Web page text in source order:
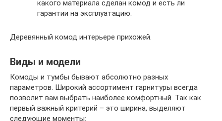
какого материала сделан комод и есть ли
гарантии на эксплуатацию.
Деревянный комод интерьере прихожей.
Виды и модели
Комоды и тумбы бывают абсолютно разных
параметров. Широкий ассортимент гарнитуры всегда
позволит вам выбрать наиболее комфортный. Так как
первый важный критерий – это ширина, выделяют
следующие моменты: